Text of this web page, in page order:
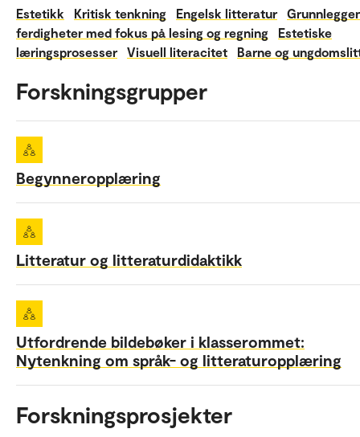
Estetikk Kritisk tenkning Engelsk litteratur
ferdigheter med fokus på lesing og regning
Estetiske
læringsprosesser
Visuell literacitet Barne og
Forskningsgrupper
Begynneropplæring
Litteratur og litteraturdidaktikk
Utfordrende bildebøker i klasserommet:
Nytenkning om språk- og litteraturopplæring
Forskningsprosjekter